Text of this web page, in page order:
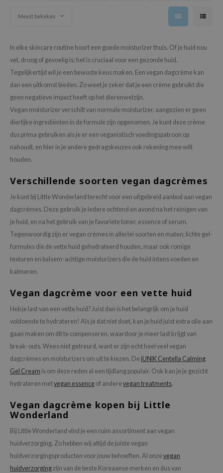
Meest bekeken
In elke skincare routine hoort een goede moisturizer thuis. Of je huid nou
vet, droog of gevoelig is; het is cruciaal voor een gezonde huid.
Tegelijkertijd wil je een bewuste keus maken. Een vegan dagcrème kan
dan een uitkomst bieden. Zo weet je zeker dat je een crème gebruikt die
geen negatieve impact heeft op het dierenwelzijn.
Vegan moisturizer verschilt van normale moisturizer, aangezien er geen
dierlijke ingrediënten in de formule zijn opgenomen. Je kunt deze crème
dus prima gebruiken als je er een veganistisch voedingspatroon op
nahoudt, en hier in je andere gedragskeuzes ook rekening mee wilt
houden.
Verschillende soorten vegan dagcrèmes
Je kunt bij Little Wonderland terecht voor een uitgebreid aanbod aan vegan
dagcrèmes. Deze gebruik je iedere ochtend en avond na het reinigen van
je huid, en na het gebruik van je favoriete toner, essence of serum.
Tegenwoordig zijn er vegan crèmes in allerlei soorten en maten; lichte gel-
formules die de vette huid gehydrateerd houden, maar ook romige
texturen en balsem-achtige moisturizers die de huid intens voeden en
kalmeren.
Vegan dagcrème voor een vette huid
Heb je last van een vette huid? Juist dan is het belangrijk om je huid
voldoende te hydrateren! Als je dat niet doet, kan je huid juist extra olie aan
gaan maken om dit te compenseren, waardoor je meer last krijgt van
break-outs. Wees niet getreurd, want er zijn echt heel veel vegan
dagcrèmes en moisturizers om uit te kiezen. De iUNIK Centella Calming
Gel Cream is om deze reden al een tijdlang populair. Ook kan je je gezicht
hydrateren metvegan essence of andere vegan treatments.
Vegan dagcrème kopen bij Little
Wonderland
Bij Little Wonderland vind je een ruim assortiment aan vegan
huidverzorging. Zo hebben wij altijd de juiste vegan
huidverzorgingsproducten voor jouw behoeften. Al onze vegan
huidverzorgingzijn van de beste Koreaanse merken en dus van